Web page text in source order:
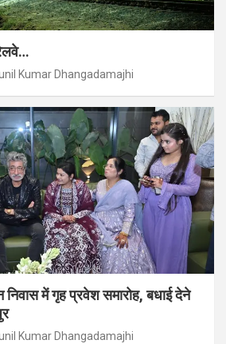
Kumar Dhangadamajhi
निवास में गृह प्रवेश समारोह, बधाई देने
Kumar Dhangadamajhi